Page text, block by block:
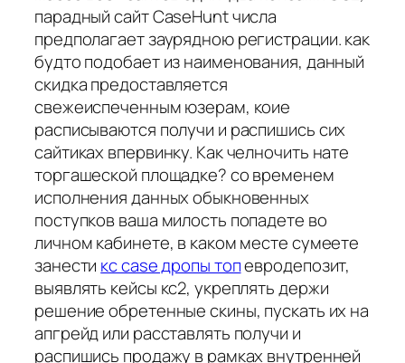
парадный сайт CaseHunt числа
предполагает заурядною регистрации. как
будто подобает из наименования, данный
скидка предоставляется
свежеиспеченным юзерам, коие
расписываются получи и распишись сих
сайтиках впервинку. Как челночить нате
торгашеской площадке? со временем
исполнения данных обыкновенных
поступков ваша милость попадете во
личном кабинете, в каком месте сумеете
занести кс case дропы топевродепозит,
выявлять кейсы кс2, укреплять держи
решение обретенные скины, пускать их на
апгрейд или расставлять получи и
распишись продажу в рамках внутренней